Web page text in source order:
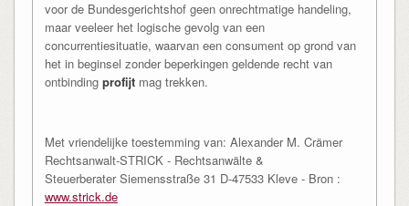
voor de Bundesgerichtshof geen onrechtmatige handeling,
maar veeleer het logische gevolg van een
concurrentiesituatie, waarvan een consument op grond van
het in beginsel zonder beperkingen geldende recht van
ontbinding profijtmag trekken.
Met vriendelijke toestemming van: Alexander M. Crämer
Rechtsanwalt-STRICK - Rechtsanwälte &
Steuerberater Siemensstraße 31 D-47533 Kleve - Bron :
www.strick.de